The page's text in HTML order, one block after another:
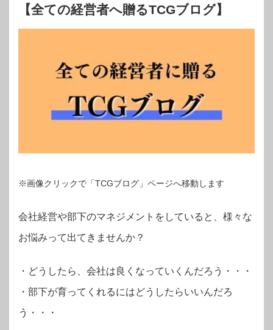
【全ての経営者へ贈るTCGブログ】
※画像クリックで「TCGブログ」ページへ移動します
会社経営や部下のマネジメントをしていると、様々な
お悩みって出てきませんか？
・ どうしたら、会社は良くなっていくんだろう・・・
・部下が育ってくれるにはどうしたらいいんだろ
う・・・